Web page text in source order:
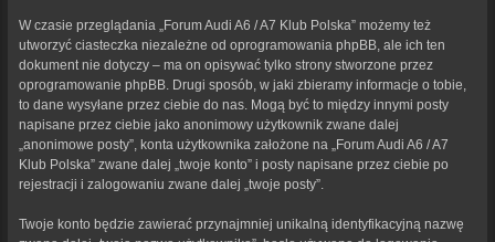
W czasie przeglądania „Forum Audi A6 / A7 Klub Polska” możemy też
utworzyć ciasteczka niezależne od oprogramowania phpBB, ale ich ten
dokument nie dotyczy – ma on opisywać tylko strony stworzone przez
oprogramowanie phpBB. Drugi sposób, w jaki zbieramy informacje o tobie,
to dane wysyłane przez ciebie do nas. Mogą być to między innymi posty
napisane przez ciebie jako anonimowy użytkownik zwane dalej
„anonimowe posty”, konta użytkownika założone na „Forum Audi A6 / A7
Klub Polska” zwane dalej „twoje konto” i posty napisane przez ciebie po
rejestracji i zalogowaniu zwane dalej „twoje posty”.
Twoje konto będzie zawierać przynajmniej unikalną identyfikacyjną nazwę